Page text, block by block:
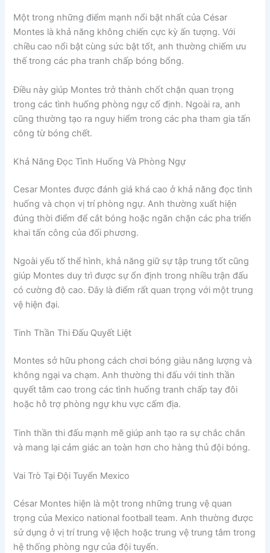
Một trong những điểm mạnh nổi bật nhất của César
Montes là khả năng không chiến cực kỳ ấn tượng. Với
chiều cao nổi bật cùng sức bật tốt, anh thường chiếm ưu
thế trong các pha tranh chấp bóng bổng.
Điều này giúp Montes trở thành chốt chặn quan trọng
trong các tình huống phòng ngự cố định. Ngoài ra, anh
cũng thường tạo ra nguy hiểm trong các pha tham gia tấn
công từ bóng chết.
Khả Năng Đọc Tình Huống Và Phòng Ngự
Cesar Montes được đánh giá khá cao ở khả năng đọc tình
huống và chọn vị trí phòng ngự. Anh thường xuất hiện
đúng thời điểm để cắt bóng hoặc ngăn chặn các pha triển
khai tấn công của đối phương.
Ngoài yếu tố thể hình, khả năng giữ sự tập trung tốt cũng
giúp Montes duy trì được sự ổn định trong nhiều trận đấu
có cường độ cao. Đây là điểm rất quan trọng với một trung
vệ hiện đại.
Tinh Thần Thi Đấu Quyết Liệt
Montes sở hữu phong cách chơi bóng giàu năng lượng và
không ngại va chạm. Anh thường thi đấu với tinh thần
quyết tâm cao trong các tình huống tranh chấp tay đôi
hoặc hỗ trợ phòng ngự khu vực cấm địa.
Tinh thần thi đấu mạnh mẽ giúp anh tạo ra sự chắc chắn
và mang lại cảm giác an toàn hơn cho hàng thủ đội bóng.
Vai Trò Tại Đội Tuyển Mexico
César Montes hiện là một trong những trung vệ quan
trọng của Mexico national football team. Anh thường được
sử dụng ở vị trí trung vệ lệch hoặc trung vệ trung tâm trong
hệ thống phòng ngự của đội tuyển.